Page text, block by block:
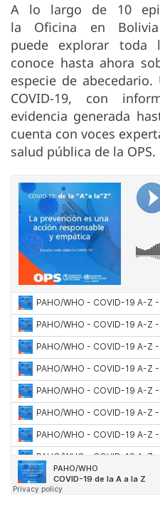
A lo largo de 10
la Oficina en
puede explorar toda
conoce hasta ahora
especie de
COVID-19, con
evidencia generada
cuenta con voces
salud pública de la OPS.